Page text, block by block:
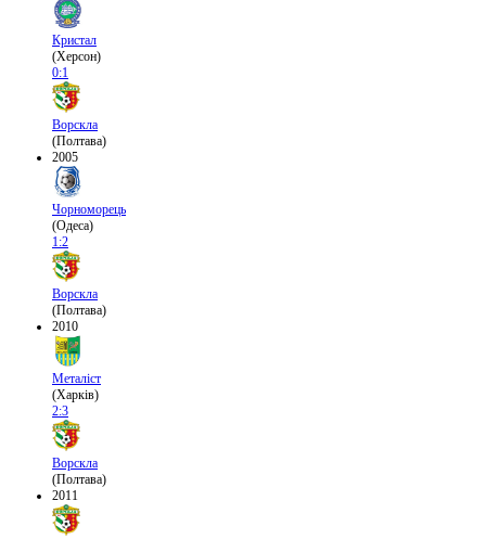
Кристал
(Херсон)
0:1
Ворскла
(Полтава)
2005
Чорноморець
(Одеса)
1:2
Ворскла
(Полтава)
2010
Металіст
(Харків)
2:3
Ворскла
(Полтава)
2011